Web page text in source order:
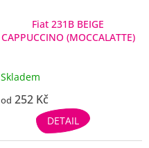
Fiat 231B BEIGE
CAPPUCCINO (MOCCALATTE)
Skladem
od 252 Kč
DETAIL